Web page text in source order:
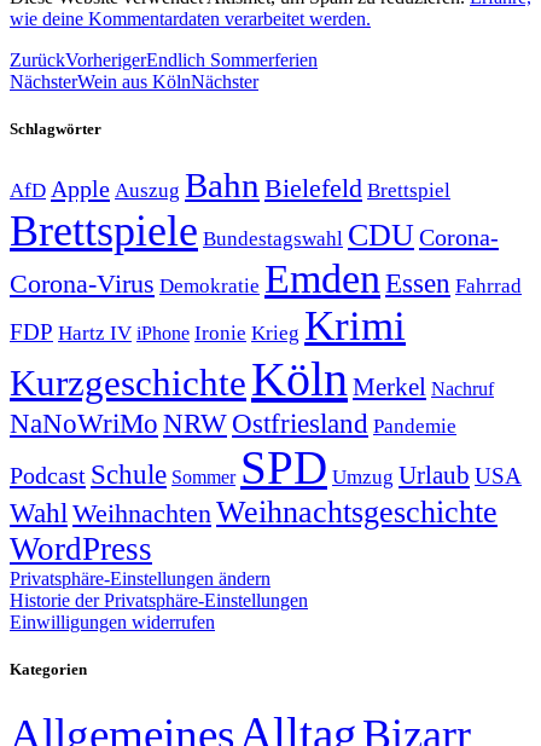
wie deine Kommentardaten verarbeitet werden.
ZurückVorherigerEndlich Sommerferien
NächsterWein aus KölnNächster
Schlagwörter
AfD Apple Auszug Bahn Bielefeld Brettspiel
Brettspiele Bundestagswahl CDUCorona-
Corona-Virus Demokratie Emden Essen Fahrrad
FDP Hartz IV iPhone Ironie Krieg Krimi
KurzgeschichteKölnMerkel Nachruf
NaNoWriMo NRWOstfriesland Pandemie
Podcast Schule Sommer SPD Umzug Urlaub USA
Wahl WeihnachtenWeihnachtsgeschichte
WordPress
Privatsphäre-Einstellungen ändern
Historie der Privatsphäre-Einstellungen
Einwilligungen widerrufen
Kategorien
Allgemeines AlltagBizarr